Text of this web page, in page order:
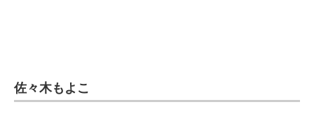
佐々木もよこ